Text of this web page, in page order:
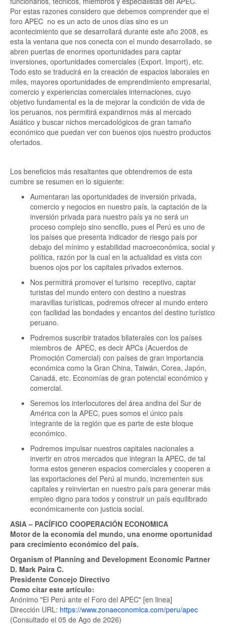
Por estas razones considero que debemos comprender que el
foro APEC no es un acto de unos días sino es un
acontecimiento que se desarrollará durante este año 2008, es
esta la ventana que nos conecta con el mundo desarrollado, se
abren puertas de enormes oportunidades para captar
inversiones, oportunidades comerciales (Export. Import), etc.
Todo esto se traducirá en la creación de espacios laborales en
miles, mayores oportunidades de emprendimiento empresarial,
comercio y experiencias comerciales internaciones, cuyo
objetivo fundamental es la de mejorar la condición de vida de
los peruanos, nos permitirá expandirnos más al mercado
Asiático y buscar nichos mercadológicos de gran tamaño
económico que puedan ver con buenos ojos nuestro productos
ofertados.
Los beneficios más resaltantes que obtendremos de esta
cumbre se resumen en lo siguiente:
Aumentaran las oportunidades de inversión privada,
comercio y negocios en nuestro país, la captación de la
inversión privada para nuestro país ya no será un
proceso complejo sino sencillo, pues el Perú es uno de
los países que presenta indicador de riesgo país por
debajo del mínimo y estabilidad macroeconómica, social y
política, razón por la cual en la actualidad es vista con
buenos ojos por los capitales privados externos.
Nos permitirá promover el turismo receptivo, captar
turistas del mundo entero con destino a nuestras
maravillas turísticas, podremos ofrecer al mundo entero
con facilidad las bondades y encantos del destino turístico
peruano.
Podremos suscribir tratados bilaterales con los países
miembros de APEC, es decir APCs (Acuerdos de
Promoción Comercial) con países de gran importancia
económica como la Gran China, Taiwán, Corea, Japón,
Canadá, etc. Economías de gran potencial económico y
comercial.
Seremos los interlocutores del área andina del Sur de
América con la APEC, pues somos el único país
integrante de la región que es parte de este bloque
económico.
Podremos impulsar nuestros capitales nacionales a
invertir en otros mercados que integran la APEC, de tal
forma estos generen espacios comerciales y cooperen a
las exportaciones del Perú al mundo, incrementen sus
capitales y reinviertan en nuestro país para generar más
empleo digno para todos y construir un país equilibrado
económicamente con justicia social.
ASIA – PACÍFICO COOPERACIÓN ECONOMICA
Motor de la economía del mundo, una enorme oportunidad
para crecimiento económico del país.
Organism of Planning and Development Economic Partner
D. Mark Paira C.
Presidente Concejo Directivo
Como citar este artículo:
Anónimo "El Perú ante el Foro del APEC" [en linea]
Dirección URL: https://www.zonaeconomica.com/peru/apec
(Consultado el 05 de Ago de 2026)